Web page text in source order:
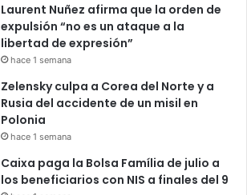
Laurent Nuñez afirma que la orden de
expulsión “no es un ataque a la
libertad de expresión”
hace 1 semana
Zelensky culpa a Corea del Norte y a
Rusia del accidente de un misil en
Polonia
hace 1 semana
Caixa paga la Bolsa Família de julio a
los beneficiarios con NIS a finales del 9